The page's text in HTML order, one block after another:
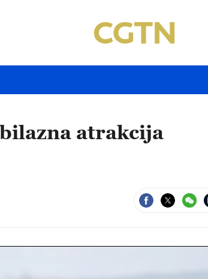
atrakcija